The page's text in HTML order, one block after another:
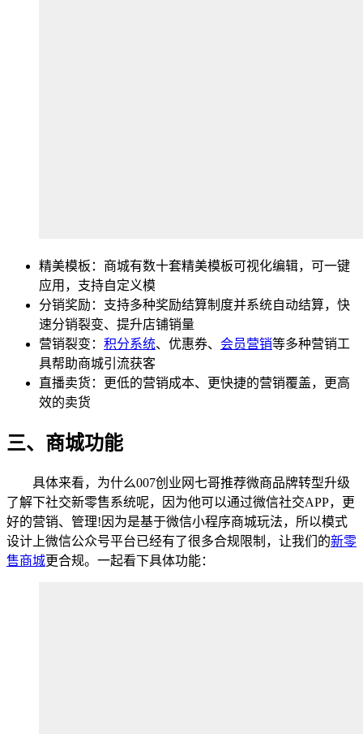
精美模板：商城有数十套精美模板可视化编辑，可一键
应用，支持自定义模
分销奖励：支持多种奖励结算制度并系统自动结算，快
速分销裂变、提升店铺销量
营销裂变： 积分系统、优惠券、 会员营销等多种营销工
具帮助商城引流获客
直播卖货：更低的营销成本、更快捷的营销覆盖，更高
效的卖货
三、商城功能
具体来看，为什么007创业网七哥推荐微商品牌转型升级
了解下社交新零售系统呢，因为他可以通过微信社交APP，更
好的营销、管理!因为是基于微信小程序商城玩法，所以模式
设计上微信公众号平台已经有了很多合规限制，让我们的新零
售商城更合规。一起看下具体功能：